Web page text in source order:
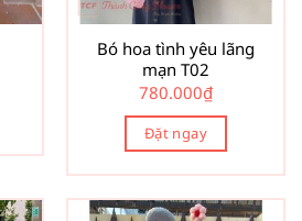
Bó hoa tình yêu lãng
mạn T02
780.000₫
Đặt ngay